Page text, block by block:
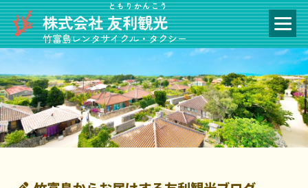
株式会社友利観光
ともりかんこう
竹富島レンタサイクル・タクシー